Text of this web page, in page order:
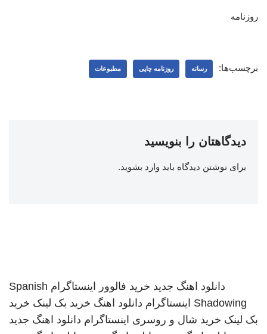
روزنامه
برچسب‌ها: رسانه روزنامه چاپی مطبوعات
دیدگاهتان را بنویسید
برای نوشتن دیدگاه باید وارد بشوید.
دانلود اهنگ جدید خرید فالوور اینستاگرام Spanish
Shadowing اینستاگرام دانلود اهنگ خرید بک لینک خرید
بک لینک خرید شال و روسری اینستاگرام دانلود اهنگ جدید